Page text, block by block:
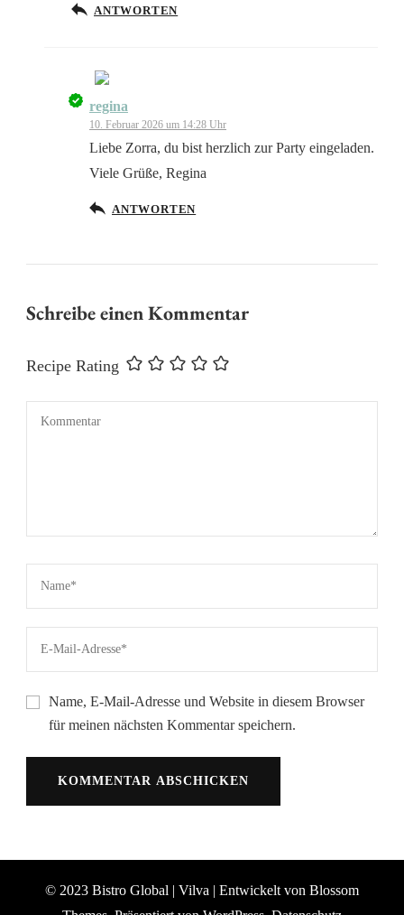
ANTWORTEN
Das „Echte-Person“-Abzeichen!
regina
10. Februar 2026 um 14:28 Uhr
Liebe Zorra, du bist herzlich zur Party eingeladen.
Viele Grüße, Regina
ANTWORTEN
Schreibe einen Kommentar
Recipe Rating
Name, E-Mail-Adresse und Website in diesem Browser
für meinen nächsten Kommentar speichern.
© 2023 Bistro Global | Vilva | Entwickelt von Blossom